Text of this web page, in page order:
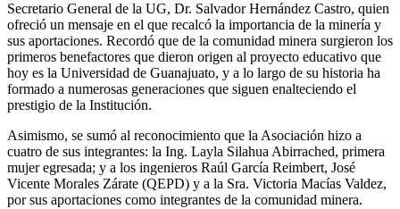
Secretario General de la UG, Dr. Salvador Hernández Castro, quien
ofreció un mensaje en el que recalcó la importancia de la minería y
sus aportaciones. Recordó que de la comunidad minera surgieron los
primeros benefactores que dieron origen al proyecto educativo que
hoy es la Universidad de Guanajuato, y a lo largo de su historia ha
formado a numerosas generaciones que siguen enalteciendo el
prestigio de la Institución.
Asimismo, se sumó al reconocimiento que la Asociación hizo a
cuatro de sus integrantes: la Ing. Layla Silahua Abirrached, primera
mujer egresada; y a los ingenieros Raúl García Reimbert, José
Vicente Morales Zárate (QEPD) y a la Sra. Victoria Macías Valdez,
por sus aportaciones como integrantes de la comunidad minera.